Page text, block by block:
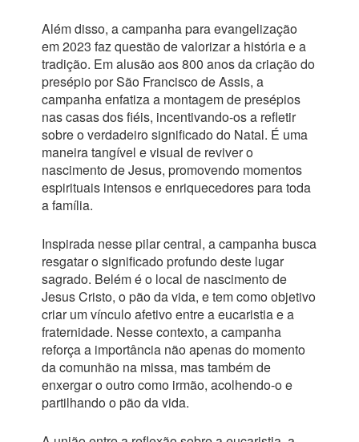
Além disso, a campanha para evangelização
em 2023 faz questão de valorizar a história e a
tradição. Em alusão aos 800 anos da criação do
presépio por São Francisco de Assis, a
campanha enfatiza a montagem de presépios
nas casas dos fiéis, incentivando-os a refletir
sobre o verdadeiro significado do Natal. É uma
maneira tangível e visual de reviver o
nascimento de Jesus, promovendo momentos
espirituais intensos e enriquecedores para toda
a família.
Inspirada nesse pilar central, a campanha busca
resgatar o significado profundo deste lugar
sagrado. Belém é o local de nascimento de
Jesus Cristo, o pão da vida, e tem como objetivo
criar um vínculo afetivo entre a eucaristia e a
fraternidade. Nesse contexto, a campanha
reforça a importância não apenas do momento
da comunhão na missa, mas também de
enxergar o outro como irmão, acolhendo-o e
partilhando o pão da vida.